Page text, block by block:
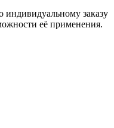
заказу
её применения.